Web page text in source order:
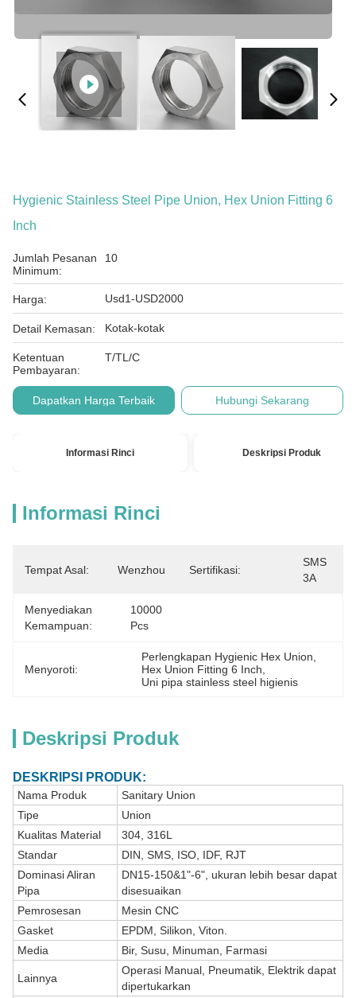
Hygienic Stainless Steel Pipe Union, Hex Union Fitting 6
Inch
Jumlah Pesanan
Minimum:
10
Harga: Usd1-USD2000
Detail Kemasan: Kotak-kotak
Ketentuan
Pembayaran:
T/TL/C
Dapatkan Harga Terbaik Hubungi Sekarang
Informasi Rinci Deskripsi Produk
Informasi Rinci
Tempat Asal: Wenzhou Sertifikasi:
SMS
3A
Menyediakan
Kemampuan:
10000
Pcs
Menyoroti:
Perlengkapan Hygienic Hex Union
Hex Union Fitting 6 Inch
Uni pipa stainless steel higienis
Deskripsi Produk
DESKRIPSI PRODUK:
Nama Produk
Sanitary Union
Tipe
Union
Kualitas Material
304, 316L
Standar
DIN, SMS, ISO, IDF, RJT
Dominasi Aliran
Pipa
DN15-150&1"-6", ukuran lebih besar dapat
disesuaikan
Pemrosesan
Mesin CNC
Gasket
EPDM, Silikon, Viton.
Media
Bir, Susu, Minuman, Farmasi
Lainnya
Operasi Manual, Pneumatik, Elektrik dapat
dipertukarkan